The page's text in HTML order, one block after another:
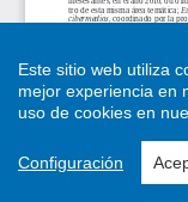
Este sitio web utiliza
mejor experiencia en
uso de cookies en
Configuración